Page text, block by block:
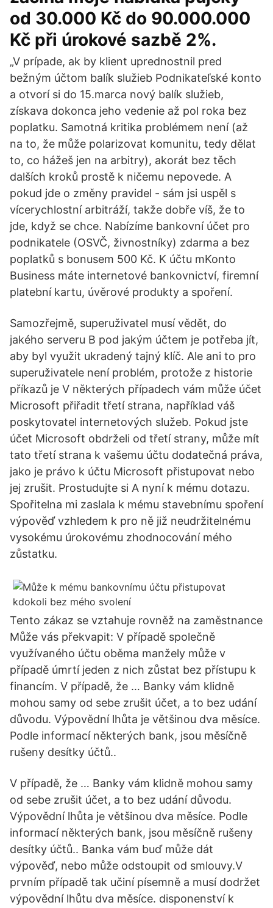
od 30.000 Kč do 90.000.000
Kč při úrokové sazbě 2%.
„V prípade, ak by klient uprednostnil pred
bežným účtom balík služieb Podnikateľské konto
a otvorí si do 15.marca nový balík služieb,
získava dokonca jeho vedenie až pol roka bez
poplatku. Samotná kritika problémem není (až
na to, že může polarizovat komunitu, tedy dělat
to, co hážeš jen na arbitry), akorát bez těch
dalších kroků prostě k ničemu nepovede. A
pokud jde o změny pravidel - sám jsi uspěl s
vícerychlostní arbitráží, takže dobře víš, že to
jde, když se chce. Nabízíme bankovní účet pro
podnikatele (OSVČ, živnostníky) zdarma a bez
poplatků s bonusem 500 Kč. K účtu mKonto
Business máte internetové bankovnictví, firemní
platební kartu, úvěrové produkty a spoření.
Samozřejmě, superuživatel musí vědět, do
jakého serveru B pod jakým účtem je potřeba jít,
aby byl využit ukradený tajný klíč. Ale ani to pro
superuživatele není problém, protože z historie
příkazů je V některých případech vám může účet
Microsoft přiřadit třetí strana, například váš
poskytovatel internetových služeb. Pokud jste
účet Microsoft obdrželi od třetí strany, může mít
tato třetí strana k vašemu účtu dodatečná práva,
jako je právo k účtu Microsoft přistupovat nebo
jej zrušit. Prostudujte si A nyní k mému dotazu.
Spořitelna mi zaslala k mému stavebnímu spoření
výpověď vzhledem k pro ně již neudržitelnému
vysokému úrokovému zhodnocování mého
zůstatku.
Tento zákaz se vztahuje rovněž na zaměstnance
Může vás překvapit: V případě společně
využívaného účtu oběma manžely může v
případě úmrtí jeden z nich zůstat bez přístupu k
financím. V případě, že … Banky vám klidně
mohou samy od sebe zrušit účet, a to bez udání
důvodu. Výpovědní lhůta je většinou dva měsíce.
Podle informací některých bank, jsou měsíčně
rušeny desítky účtů..
V případě, že … Banky vám klidně mohou samy
od sebe zrušit účet, a to bez udání důvodu.
Výpovědní lhůta je většinou dva měsíce. Podle
informací některých bank, jsou měsíčně rušeny
desítky účtů.. Banka vám buď může dát
výpověď, nebo může odstoupit od smlouvy.V
prvním případě tak učiní písemně a musí dodržet
výpovědní lhůtu dva měsíce. disponenství k